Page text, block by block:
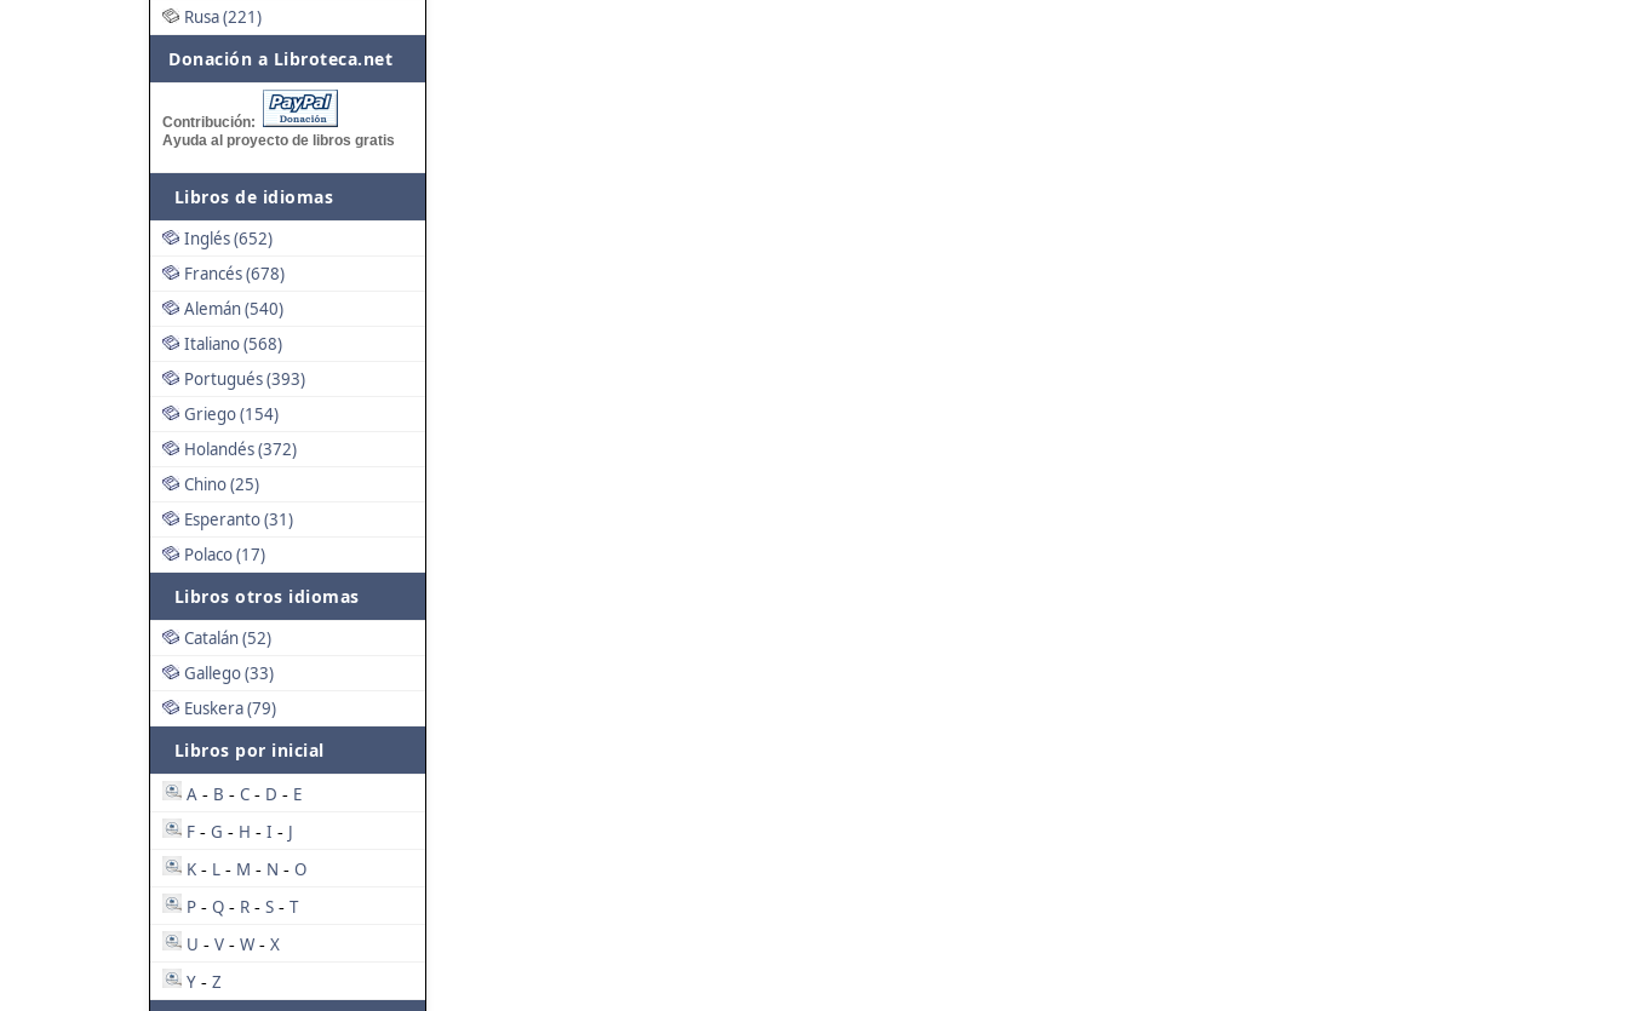
Rusa (221)
Donación a Libroteca.net
Contribución:
Ayuda al proyecto de libros gratis
Libros de idiomas
Inglés (652)
Francés (678)
Alemán (540)
Italiano (568)
Portugués (393)
Griego (154)
Holandés (372)
Chino (25)
Esperanto (31)
Polaco (17)
Libros otros idiomas
Catalán (52)
Gallego (33)
Euskera (79)
Libros por inicial
A - B - C - D - E
F - G - H - I - J
K - L - M - N - O
P - Q - R - S - T
U - V - W - X
Y - Z